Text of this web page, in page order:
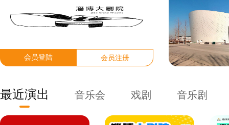
会员登陆 会员注册
最近演出 音乐会 戏剧 音乐剧